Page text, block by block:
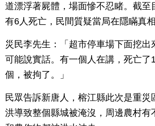
道漂浮著屍體，場面慘不忍睹。截至
有6人死亡，民間質疑當局在隱瞞真相
災民李先生：「超市停車場下面挖出
可能說實話。有一個人在講，死亡了
個，被拘了。」
民眾告訴新唐人，榕江縣此次是重災
洪導致整個縣城被淹沒，周邊農村有